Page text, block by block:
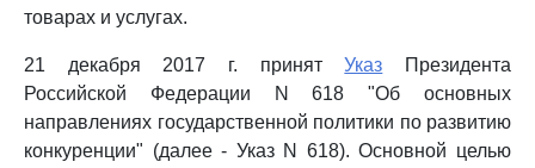
товарах и услугах.
21 декабря 2017 г. принятУказ Президента
Российской Федерации N 618 "Об основных
направлениях государственной политики по развитию
конкуренции" (далее - Указ N 618). Основной целью